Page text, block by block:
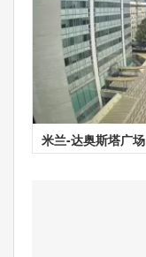
米兰-达奥斯塔广场